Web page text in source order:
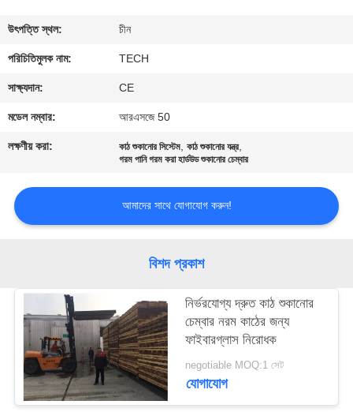
যোগাযোগ
করুন
খবর
মামলা
PRIVACY
POLICY
উৎপত্তি স্থল: চীন
পরিচিতিমুলক নাম: TECH
সাক্ষ্যদান: CE
মডেল নম্বার: আরএসজে 50
লক্ষণীয় করা: কাঠ শুকানোর সিস্টেম,কাঠ শুকানোর যন্ত্র,
গরম পানি গরম করা হার্ডউড শুকানোর চেম্বার
আমাদের সাথে যোগাযোগ করুন!
বিশদ প্রকাশ
নির্ভরযোগ্য দ্রুত কাঠ শুকানোর
চেম্বার নরম কাঠের জন্য
ফাইবারগ্লাস নিরোধক
negotiable MOQ:1 সেট
যোগাযোগ